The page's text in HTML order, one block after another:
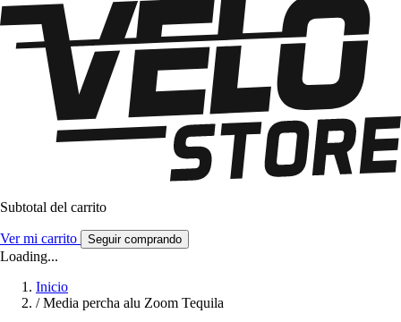
Subtotal del carrito
Ver mi carrito Seguir comprando
Loading...
Inicio
/ Media percha alu Zoom Tequila